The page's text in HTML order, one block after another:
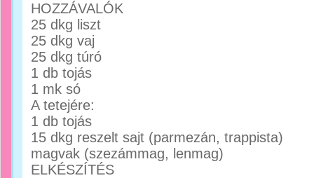
HOZZÁVALÓK
25 dkg liszt
25 dkg vaj
25 dkg túró
1 db tojás
1 mk só
A tetejére:
1 db tojás
15 dkg reszelt sajt (parmezán, trappista)
magvak (szezámmag, lenmag)
ELKÉSZÍTÉS